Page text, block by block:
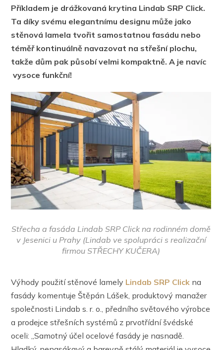
Příkladem je drážkovaná krytina Lindab SRP Click.
Ta díky svému elegantnímu designu může jako
stěnová lamela tvořit samostatnou fasádu nebo
téměř kontinuálně navazovat na střešní plochu,
takže dům pak působí velmi kompaktně. A je navíc
vysoce funkční!
Střecha a fasáda Lindab SRP Click na rodinném domě
v Jesenici u Prahy (Lindab ve spolupráci s realizační
firmou STŘECHY KUČERA)
Výhody použití stěnové lamely Lindab SRP Click na
fasády komentuje Štěpán Lášek, produktový manažer
společnosti Lindab s. r. o., předního světového výrobce
a prodejce střešních systémů z prvotřídní švédské
oceli: „Samotný účel ocelové fasády je nasnadě.